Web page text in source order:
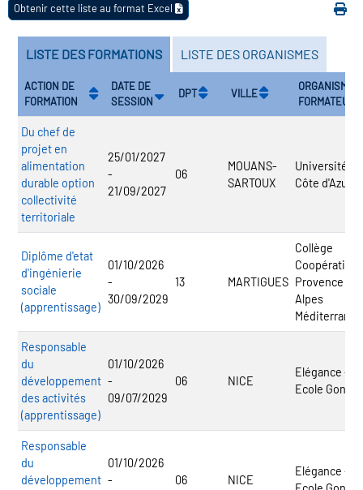
Obtenir cette liste au format Excel
LISTE DES FORMATIONS LISTE DES ORGANISMES
ACTION DE
FORMATION
DATE DE
SESSION
DPT VILLE
ORGANISME
FORMATEUR
Du chef de
projet en
alimentation
durable option
collectivité
territoriale
25/01/2027
-
21/09/2027
06
MOUANS-
SARTOUX
Université
Côte d'Azur
Diplôme d'etat
d'ingénierie
sociale
(apprentissage)
01/10/2026
-
30/09/2029
13 MARTIGUES
Collège
Coopératif
Provence
Alpes
Méditerranée
Responsable
du
développement
des activités
(apprentissage)
01/10/2026
-
09/07/2029
06 NICE
Elégance -
Ecole
Responsable
du
développement
01/10/2026
-
06 NICE
Elégance -